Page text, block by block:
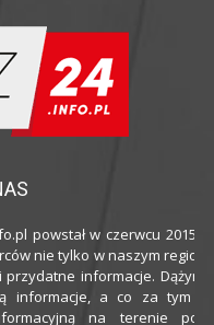
powstał w czerwcu 2015
nie tylko w naszym
informacje.
informacje, a co za tym
na terenie